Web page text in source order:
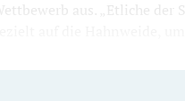
Wettbewerb aus. „Etliche